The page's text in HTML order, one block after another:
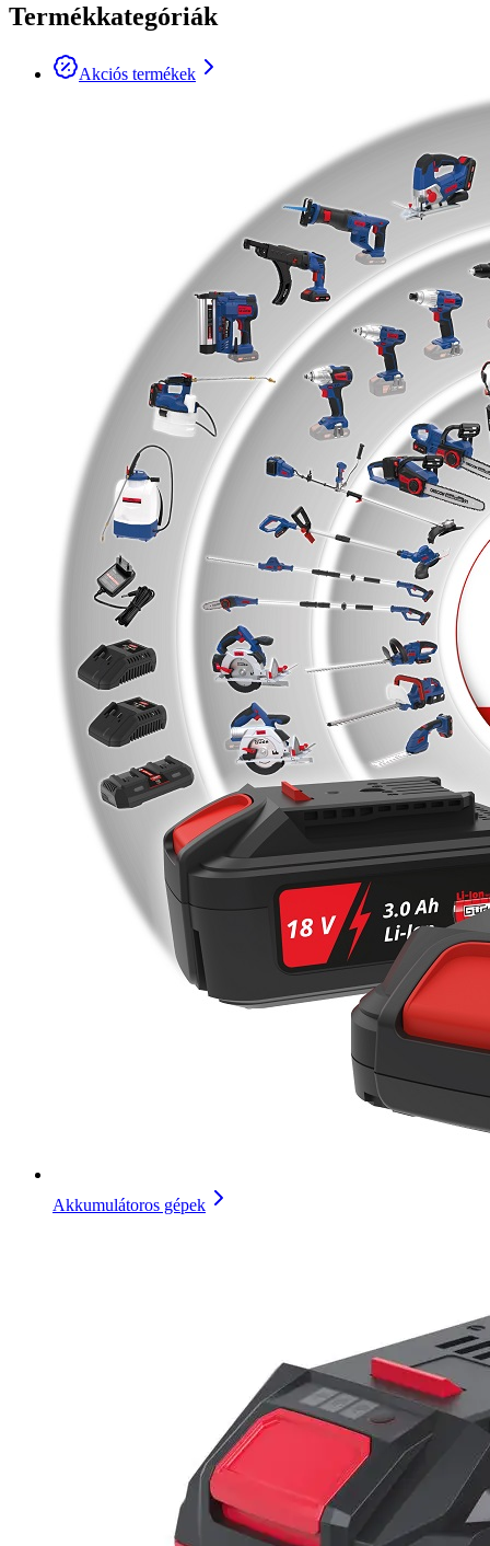
Termékkategóriák
Akciós termékek
Akkumulátoros gépek